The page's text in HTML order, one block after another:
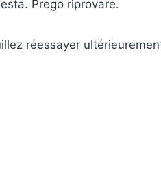
Prego riprovare.
réessayer